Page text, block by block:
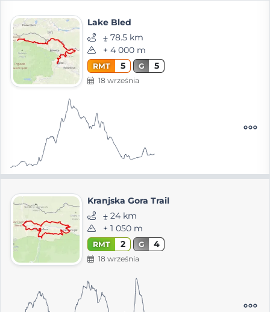
Lake Bled
⨦ 78.5 km
+ 4 000 m
RMT 5 G 5
18 września
Kranjska Gora Trail
⨦ 24 km
+ 1 050 m
RMT 2 G 4
18 września